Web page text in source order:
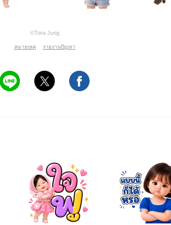
©Tora Jung
หมายเหตุ รายงานปัญหา